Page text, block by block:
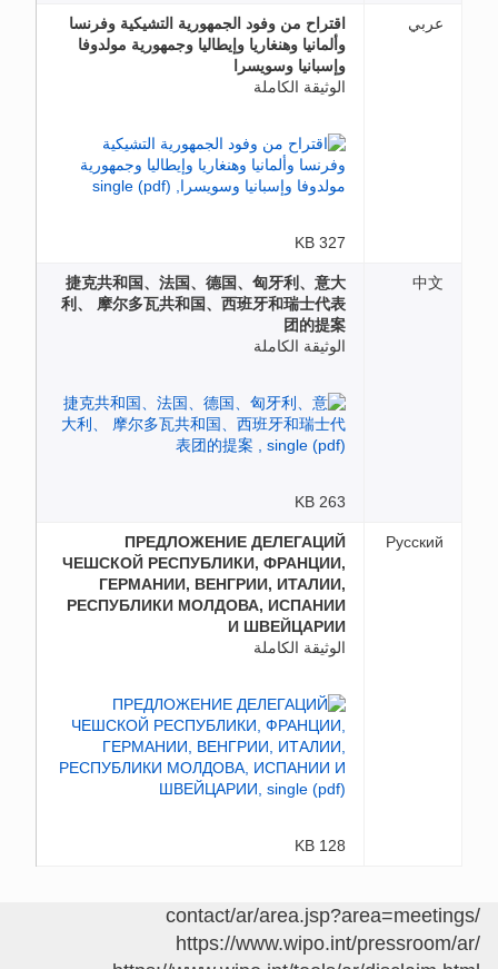
عربي
اقتراح من وفود الجمهورية التشيكية وفرنسا
وألمانيا وهنغاريا وإيطاليا وجمهورية مولدوفا
وإسبانيا وسويسرا
الوثيقة الكاملة
327 KB
中文
捷克共和国、法国、德国、匈牙利、意大
利、 摩尔多瓦共和国、西班牙和瑞士代表
团的提案
الوثيقة الكاملة
263 KB
Русский
ПРЕДЛОЖЕНИЕ ДЕЛЕГАЦИЙ
ЧЕШСКОЙ РЕСПУБЛИКИ, ФРАНЦИИ,
ГЕРМАНИИ, ВЕНГРИИ, ИТАЛИИ,
РЕСПУБЛИКИ МОЛДОВА, ИСПАНИИ
И ШВЕЙЦАРИИ
الوثيقة الكاملة
128 KB
/contact/ar/area.jsp?area=meetings
https://www.wipo.int/pressroom/ar/